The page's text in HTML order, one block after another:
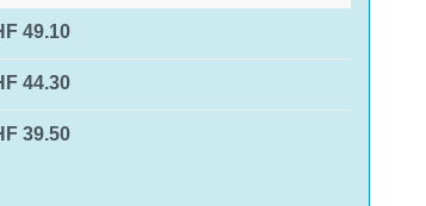
Sie sich einverstanden, dass
49.10
44.30
39.50